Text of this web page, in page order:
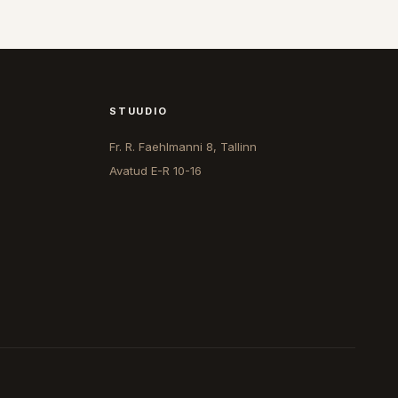
STUUDIO
Fr. R. Faehlmanni 8, Tallinn
Avatud E-R 10-16